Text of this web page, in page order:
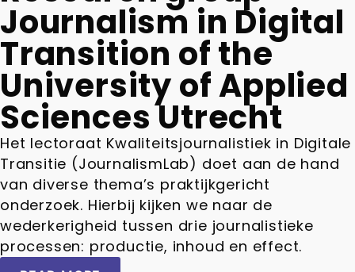
Journalism in Digital
Transition of the
University of Applied
Sciences Utrecht
Het lectoraat Kwaliteitsjournalistiek in Digitale
Transitie (JournalismLab) doet aan de hand
van diverse thema’s praktijkgericht
onderzoek. Hierbij kijken we naar de
wederkerigheid tussen drie journalistieke
processen: productie, inhoud en effect.